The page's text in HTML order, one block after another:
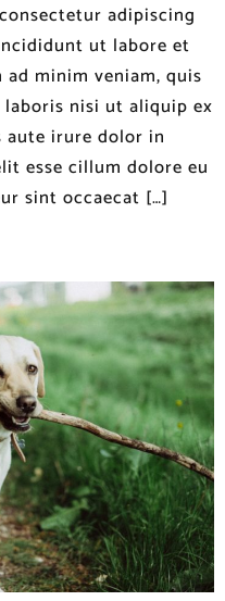
adipiscing
ut labore et
minim veniam, quis
nisi ut aliquip ex
aute irure dolor in
esse cillum dolore eu
sint occaecat […]